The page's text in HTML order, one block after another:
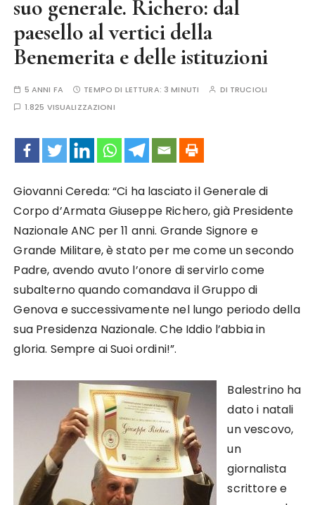
suo generale. Richero: dal
paesello al vertici della
Benemerita e delle istituzioni
5 ANNI FA TEMPO DI LETTURA: 3 MINUTI DI TRUCIOLI
1.825 VISUALIZZAZIONI
Giovanni Cereda: “Ci ha lasciato il Generale di
Corpo d’Armata Giuseppe Richero, già Presidente
Nazionale ANC per 11 anni. Grande Signore e
Grande Militare, è stato per me come un secondo
Padre, avendo avuto l’onore di servirlo come
subalterno quando comandava il Gruppo di
Genova e successivamente nel lungo periodo della
sua Presidenza Nazionale. Che Iddio l’abbia in
gloria. Sempre ai Suoi ordini!”.
Balestrino ha
dato i natali
un vescovo,
un
giornalista
scrittore e